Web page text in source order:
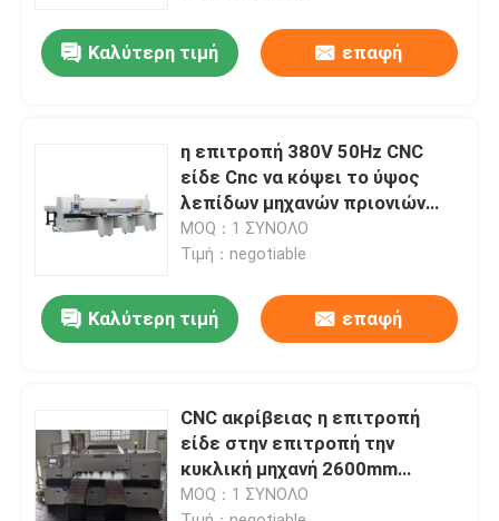
Καλύτερη τιμή επαφή
η επιτροπή 380V 50Hz CNC
είδε Cnc να κόψει το ύψος
λεπίδων μηχανών πριονιών
διευθετήσιμο
MOQ：1 ΣΥΝΟΛΟ
Τιμή：negotiable
Καλύτερη τιμή επαφή
CNC ακρίβειας η επιτροπή
είδε στην επιτροπή την
κυκλική μηχανή 2600mm
πριονιών τέμνον μήκος HL-
MOQ：1 ΣΥΝΟΛΟ